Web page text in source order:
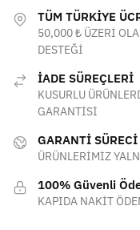
TÜM TÜRKİYE
50,000 ₺ ÜZERİ
DESTEĞİ
İADE SÜREÇLERİ
KUSURLU
GARANTİSİ
GARANTİ SÜRECİ
ÜRÜNLERİMİZ
100% Güvenli
KAPIDA NAKİT